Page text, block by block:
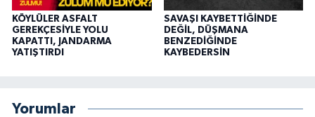
KÖYLÜLER ASFALT
GEREKÇESİYLE YOLU
KAPATTI, JANDARMA
YATIŞTIRDI
SAVAŞI KAYBETTİĞİNDE
DEĞİL, DÜŞMANA
BENZEDİĞİNDE
KAYBEDERSİN
Yorumlar